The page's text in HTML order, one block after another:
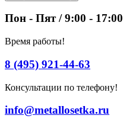
Пон - Пят / 9:00 - 17:00
Время работы!
8 (495) 921-44-63
Консультации по телефону!
info@metallosetka.ru